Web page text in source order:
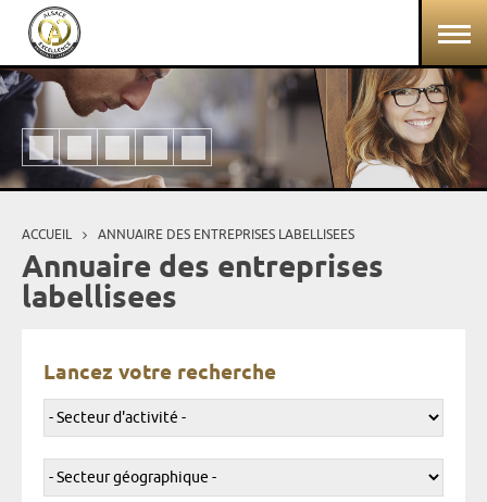
Aller au contenu principal
Vous êtes ici
ACCUEIL ANNUAIRE DES ENTREPRISES LABELLISEES
Annuaire des entreprises
labellisees
Lancez votre recherche
Panneau de gestion des cookies